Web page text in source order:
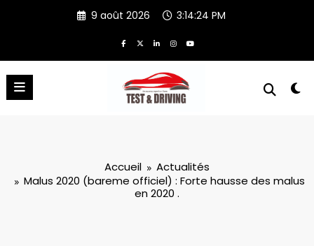
9 août 2026 3:14:25 PM
Accueil
Actualités
Malus 2020 (bareme officiel) : Forte hausse des malus
en 2020 .